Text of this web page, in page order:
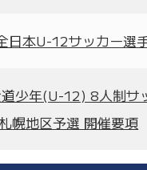
日本U-12サッカー選
少年(U-12) 8人制サ
幌地区予選 開催要項